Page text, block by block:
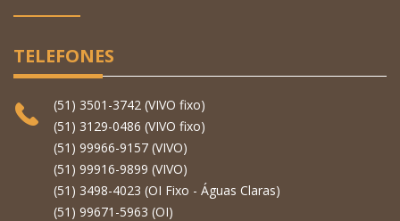
TELEFONES
(51) 3501-3742 (VIVO fixo)
(51) 3129-0486 (VIVO fixo)
(51) 99966-9157 (VIVO)
(51) 99916-9899 (VIVO)
(51) 3498-4023 (OI Fixo - Águas Claras)
(51) 99671-5963 (OI)